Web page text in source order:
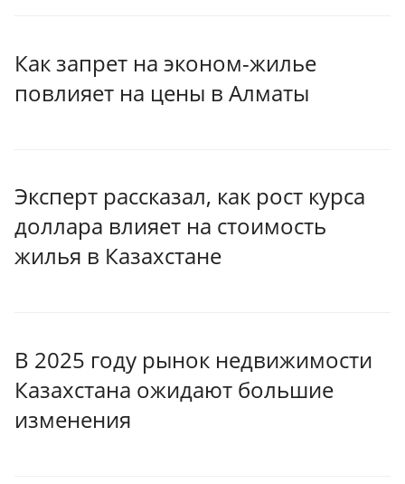
Как запрет на эконом-жилье
повлияет на цены в Алматы
Эксперт рассказал, как рост курса
доллара влияет на стоимость
жилья в Казахстане
В 2025 году рынок недвижимости
Казахстана ожидают большие
изменения